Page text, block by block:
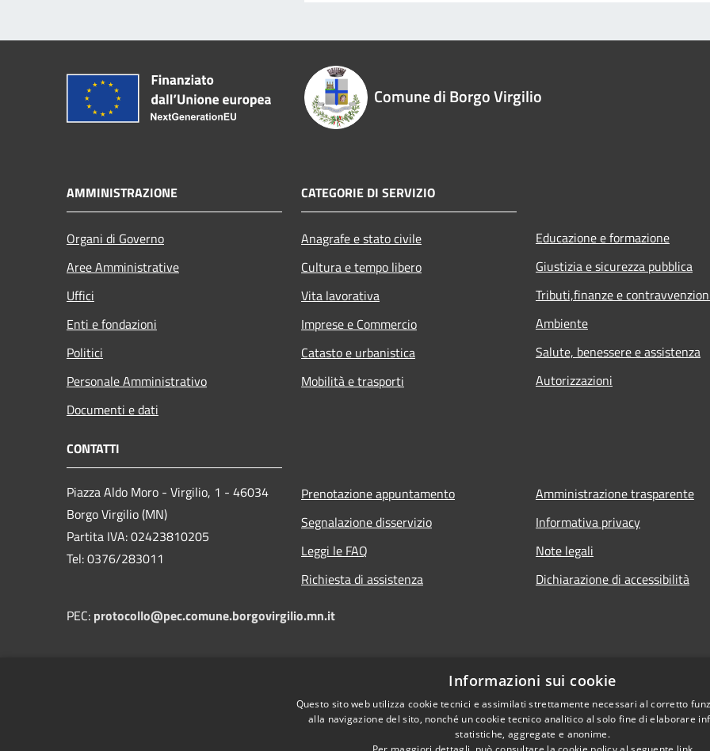
Comune di Borgo Virgilio
AMMINISTRAZIONE
Organi di Governo
Aree Amministrative
Uffici
Enti e fondazioni
Politici
Personale Amministrativo
Documenti e dati
CATEGORIE DI SERVIZIO
Anagrafe e stato civile
Cultura e tempo libero
Vita lavorativa
Imprese e Commercio
Catasto e urbanistica
Mobilità e trasporti
Educazione e formazione
Giustizia e sicurezza pubblica
Tributi,finanze e
Ambiente
Salute, benessere e assistenza
Autorizzazioni
CONTATTI
Piazza Aldo Moro - Virgilio, 1 - 46034
Borgo Virgilio (MN)
Partita IVA: 02423810205
Tel: 0376/283011
PEC: protocollo@pec.comune.borgovirgilio.mn.it
Prenotazione appuntamento
Segnalazione disservizio
Leggi le FAQ
Richiesta di assistenza
Amministrazione trasparente
Informativa privacy
Note legali
Dichiarazione di accessibilità
Informazioni sui cookie
Questo sito web utilizza cookie tecnici e assimilati strettamente necessari al corretto
alla navigazione del sito, nonché un cookie tecnico analitico al solo fine di elaborare
statistiche, aggregate e anonime.